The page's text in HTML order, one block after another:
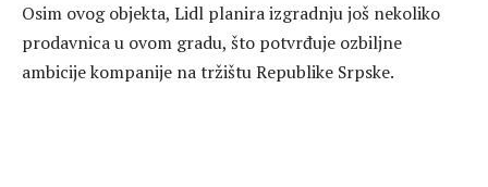
Osim ovog objekta, Lidl planira izgradnju još nekoliko
prodavnica u ovom gradu, što potvrđuje ozbiljne
ambicije kompanije na tržištu Republike Srpske.